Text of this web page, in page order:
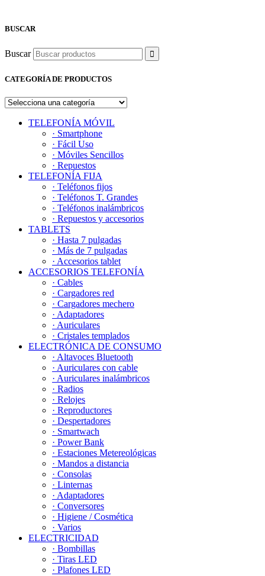
BUSCAR
Buscar
CATEGORÍA DE PRODUCTOS
TELEFONÍA MÓVIL
· Smartphone
· Fácil Uso
· Móviles Sencillos
· Repuestos
TELEFONÍA FIJA
· Teléfonos fijos
· Teléfonos T. Grandes
· Teléfonos inalámbricos
· Repuestos y accesorios
TABLETS
· Hasta 7 pulgadas
· Más de 7 pulgadas
· Accesorios tablet
ACCESORIOS TELEFONÍA
· Cables
· Cargadores red
· Cargadores mechero
· Adaptadores
· Auriculares
· Cristales templados
ELECTRÓNICA DE CONSUMO
· Altavoces Bluetooth
· Auriculares con cable
· Auriculares inalámbricos
· Radios
· Relojes
· Reproductores
· Despertadores
· Smartwach
· Power Bank
· Estaciones Metereológicas
· Mandos a distancia
· Consolas
· Linternas
· Adaptadores
· Conversores
· Higiene / Cosmética
· Varios
ELECTRICIDAD
· Bombillas
· Tiras LED
· Plafones LED